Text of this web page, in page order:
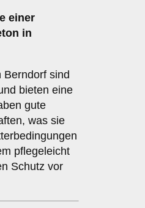
einer
in
Berndorf sind
bieten eine
gute
was sie
pflegeleicht
Schutz vor